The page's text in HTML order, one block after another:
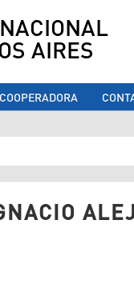
AIRES
COOPERADORA